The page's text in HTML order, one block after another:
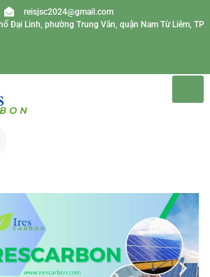
reisjsc2024@gmail.com
Đại Linh, phường Trung Văn, quận Nam Từ Liêm, TP